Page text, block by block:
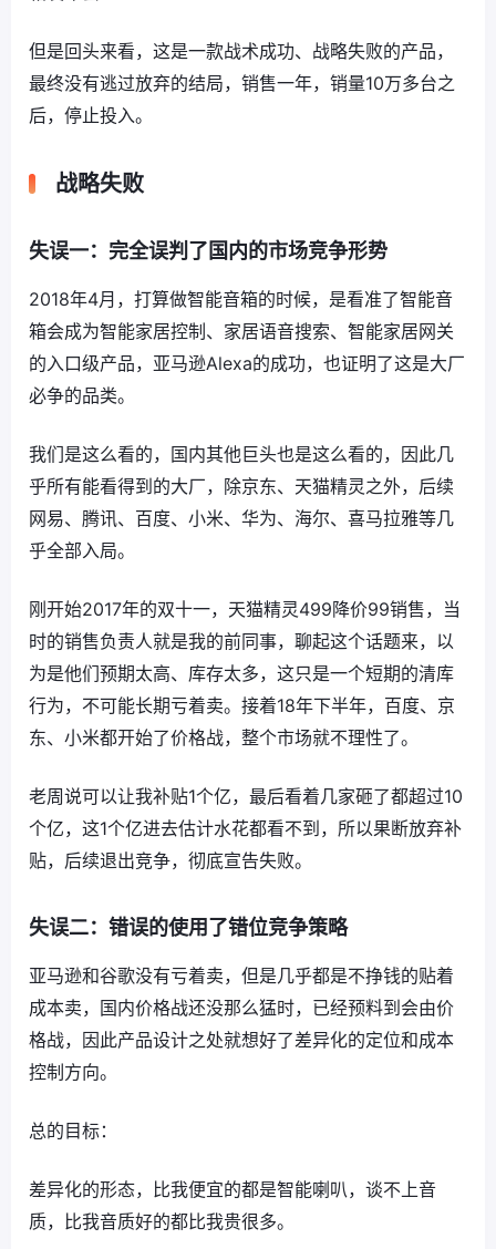
但是回头来看，这是一款战术成功、战略失败的产品，
最终没有逃过放弃的结局，销售一年，销量10万多台之
后，停止投入。
战略失败
失误一：完全误判了国内的市场竞争形势
2018年4月，打算做智能音箱的时候，是看准了智能音
箱会成为智能家居控制、家居语音搜索、智能家居网关
的入口级产品，亚马逊Alexa的成功，也证明了这是大厂
必争的品类。
我们是这么看的，国内其他巨头也是这么看的，因此几
乎所有能看得到的大厂，除京东、天猫精灵之外，后续
网易、腾讯、百度、小米、华为、海尔、喜马拉雅等几
乎全部入局。
刚开始2017年的双十一，天猫精灵499降价99销售，当
时的销售负责人就是我的前同事，聊起这个话题来，以
为是他们预期太高、库存太多，这只是一个短期的清库
行为，不可能长期亏着卖。接着18年下半年，百度、京
东、小米都开始了价格战，整个市场就不理性了。
老周说可以让我补贴1个亿，最后看着几家砸了都超过10
个亿，这1个亿进去估计水花都看不到，所以果断放弃补
贴，后续退出竞争，彻底宣告失败。
失误二：错误的使用了错位竞争策略
亚马逊和谷歌没有亏着卖，但是几乎都是不挣钱的贴着
成本卖，国内价格战还没那么猛时，已经预料到会由价
格战，因此产品设计之处就想好了差异化的定位和成本
控制方向。
总的目标：
差异化的形态，比我便宜的都是智能喇叭，谈不上音
质，比我音质好的都比我贵很多。